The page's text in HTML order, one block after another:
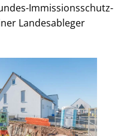
Im­mis­si­ons­schutz­
Landesableger